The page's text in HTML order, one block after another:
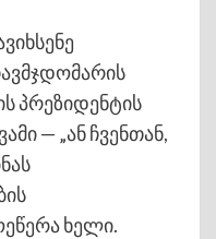
პრეზიდენტის
— „ან ჩვენთან,
ხელი.